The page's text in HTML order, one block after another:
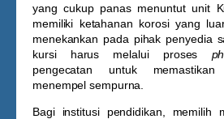
yang cukup panas menuntut unit
memiliki ketahanan korosi yang
menekankan pada pihak penyedia
kursi harus melalui proses
pengecatan untuk
menempel sempurna.
Bagi institusi pendidikan, memilih